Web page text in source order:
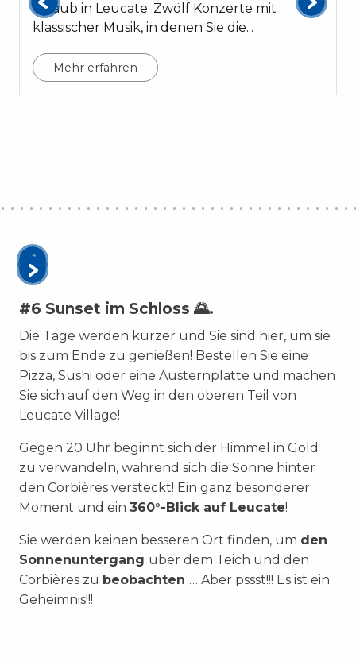
Urlaub in Leucate. Zwölf Konzerte mit
klassischer Musik, in denen Sie die...
Mehr erfahren
#6 Sunset im Schloss 🌄.
Die Tage werden kürzer und Sie sind hier, um sie
bis zum Ende zu genießen! Bestellen Sie eine
Pizza, Sushi oder eine Austernplatte und machen
Sie sich auf den Weg in den oberen Teil von
Leucate Village!
Gegen 20 Uhr beginnt sich der Himmel in Gold
zu verwandeln, während sich die Sonne hinter
den Corbières versteckt! Ein ganz besonderer
Moment und ein 360°-Blick auf Leucate!
Sie werden keinen besseren Ort finden, um den
Sonnenuntergang über dem Teich und den
Corbières zu beobachten … Aber pssst!!! Es ist ein
Geheimnis!!!